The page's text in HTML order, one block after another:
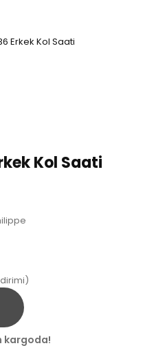
Erkek Kol Saati
Kol Saati
kargoda!